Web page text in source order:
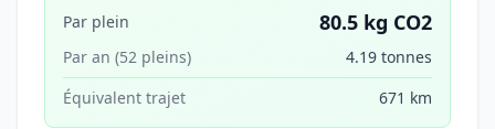
Par plein 80.5 kg CO2
Par an (52 pleins)
4.19 tonnes
Équivalent trajet
671 km